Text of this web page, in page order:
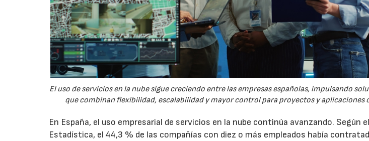
El uso de servicios en la nube sigue creciendo entre las empresas españolas, impulsando
que combinan flexibilidad, escalabilidad y mayor control para proyectos y aplicaciones
En España, el uso empresarial de servicios en la nube continúa avanzando. Según
Estadística, el 44,3 % de las compañías con diez o más empleados había